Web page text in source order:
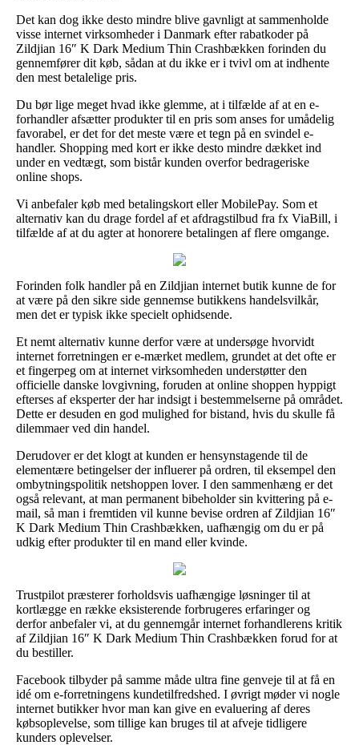
Det kan dog ikke desto mindre blive gavnligt at sammenholde
visse internet virksomheder i Danmark efter rabatkoder på
Zildjian 16″ K Dark Medium Thin Crashbækken forinden du
gennemfører dit køb, sådan at du ikke er i tvivl om at indhente
den mest betalelige pris.
Du bør lige meget hvad ikke glemme, at i tilfælde af at en e-
forhandler afsætter produkter til en pris som anses for umådelig
favorabel, er det for det meste være et tegn på en svindel e-
handler. Shopping med kort er ikke desto mindre dækket ind
under en vedtægt, som bistår kunden overfor bedrageriske
online shops.
Vi anbefaler køb med betalingskort eller MobilePay. Som et
alternativ kan du drage fordel af et afdragstilbud fra fx ViaBill, i
tilfælde af at du agter at honorere betalingen af flere omgange.
Forinden folk handler på en Zildjian internet butik kunne de for
at være på den sikre side gennemse butikkens handelsvilkår,
men det er typisk ikke specielt ophidsende.
Et nemt alternativ kunne derfor være at undersøge hvorvidt
internet forretningen er e-mærket medlem, grundet at det ofte er
et fingerpeg om at internet virksomheden understøtter den
officielle danske lovgivning, foruden at online shoppen hyppigt
efterses af eksperter der har indsigt i bestemmelserne på området.
Dette er desuden en god mulighed for bistand, hvis du skulle få
dilemmaer ved din handel.
Derudover er det klogt at kunden er hensynstagende til de
elementære betingelser der influerer på ordren, til eksempel den
ombytningspolitik netshoppen lover. I den sammenhæng er det
også relevant, at man permanent bibeholder sin kvittering på e-
mail, så man i fremtiden vil kunne bevise ordren af Zildjian 16″
K Dark Medium Thin Crashbækken, uafhængig om du er på
udkig efter produkter til en mand eller kvinde.
Trustpilot præsterer forholdsvis uafhængige løsninger til at
kortlægge en række eksisterende forbrugeres erfaringer og
derfor anbefaler vi, at du gennemgår internet forhandlerens kritik
af Zildjian 16″ K Dark Medium Thin Crashbækken forud for at
du bestiller.
Facebook tilbyder på samme måde ultra fine genveje til at få en
idé om e-forretningens kundetilfredshed. I øvrigt møder vi nogle
internet butikker hvor man kan give en evaluering af deres
købsoplevelse, som tillige kan bruges til at afveje tidligere
kunders oplevelser.